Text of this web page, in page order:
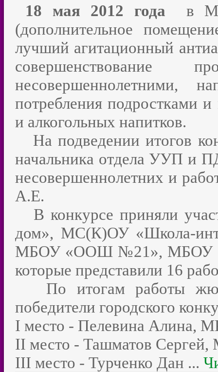
18 мая 2012 года в
(дополнительное
лучший агитационный
совершенствование
несовершеннолетними,
потребления подростками
и алкогольных напитков.
На подведении итогов
начальника отдела УУП и
несовершеннолетних и
А.Е.
В конкурсе приняли
дом», МС(К)ОУ «Школа-
МБОУ «ООШ №21»,
которые представили 16
По итогам работы
победители городского
I место - Пелевина Алина,
II место - Ташматов
III место - Турченко Дан ...